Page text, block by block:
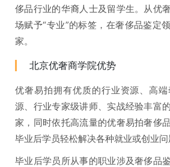
侈品行业的华裔人士及留学生。从优
场赋予“专业”的标签，在奢侈品鉴定
家。
北京优奢商学院优势
优奢易拍拥有优质的行业资源、高
源、行业专家级讲师、实战经验丰富
家，同时依托高流量的优奢易拍奢侈
毕业后学员轻松解决各种就业或创业问
毕业后学员所从事的职业涉及奢侈品